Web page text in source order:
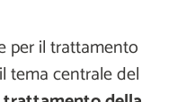
per il trattamento
tema centrale del